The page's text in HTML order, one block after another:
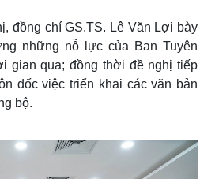
đồng chí GS.TS. Lê Văn Lợi bày
những nỗ lực của Ban Tuyên
gian qua; đồng thời đề nghị tiếp
đốc việc triển khai các văn bản
bộ.